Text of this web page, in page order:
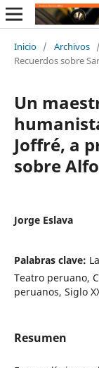
Inicio / Archivos /
Recuerdos sobre
Un
Joffré, a
sobre
Jorge Eslava
Palabras clave:
Teatro peruano,
peruanos, Siglo
Resumen